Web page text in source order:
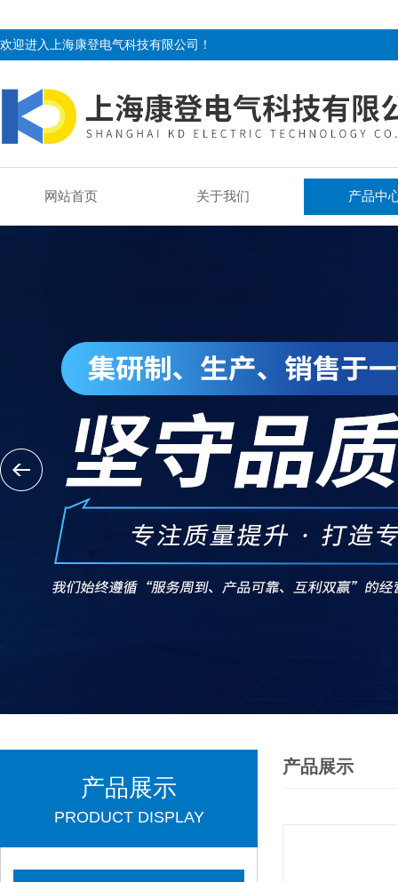
欢迎进入上海康登电气科技有限公司！
网站首页 关于我们 产品中
产品展示
PRODUCT DISPLAY
产品展示